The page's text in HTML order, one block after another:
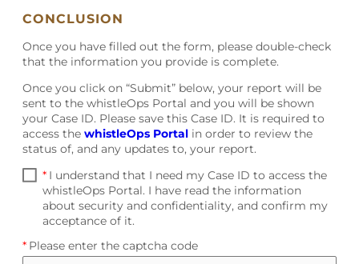
CONCLUSION
Once you have filled out the form, please double-check
that the information you provide is complete.
Once you click on “Submit” below, your report will be
sent to the whistleOps Portal and you will be shown
your Case ID. Please save this Case ID. It is required to
access the whistleOps Portal in order to review the
status of, and any updates to, your report.
* I understand that I need my Case ID to access the
whistleOps Portal. I have read the information
about security and confidentiality, and confirm my
acceptance of it.
* Please enter the captcha code